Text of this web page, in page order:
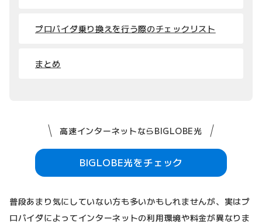
プロバイダ乗り換えを行う際のチェックリスト
まとめ
高速インターネットならBIGLOBE光
BIGLOBE光をチェック
普段あまり気にしていない方も多いかもしれませんが、実はプ
ロバイダによってインターネットの利用環境や料金が異なりま